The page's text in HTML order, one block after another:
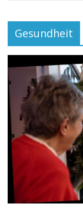
Gesundheit